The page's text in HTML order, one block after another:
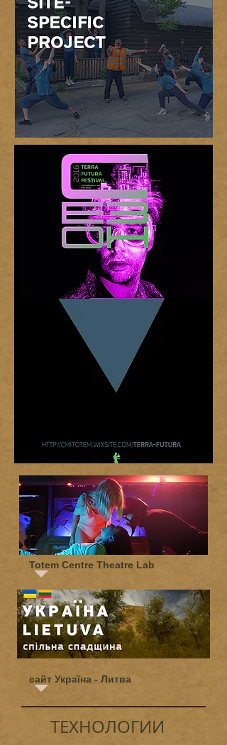
Totem Centre Theatre Lab
сайт Україна - Литва
ТЕХНОЛОГИИ